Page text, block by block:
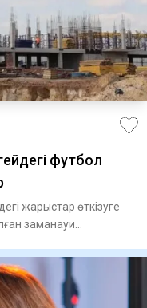
футбол
жарыстар өткізуге
заманауи